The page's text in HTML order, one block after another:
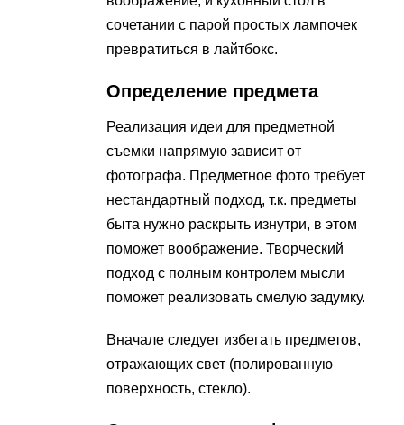
сочетании с парой простых лампочек
превратиться в лайтбокс.
Определение предмета
Реализация идеи для предметной
съемки напрямую зависит от
фотографа. Предметное фото требует
нестандартный подход, т.к. предметы
быта нужно раскрыть изнутри, в этом
поможет воображение. Творческий
подход с полным контролем мысли
поможет реализовать смелую задумку.
Вначале следует избегать предметов,
отражающих свет (полированную
поверхность, стекло).